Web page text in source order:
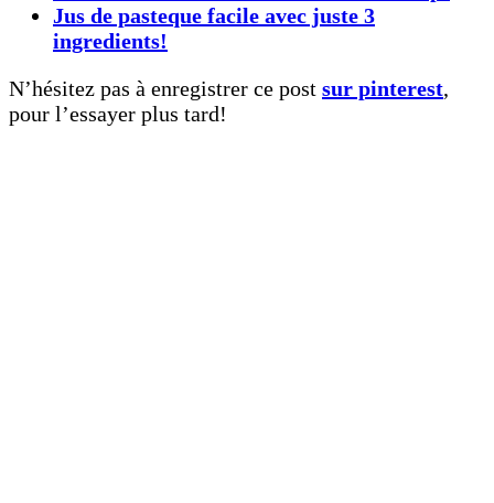
Jus de pasteque facile avec juste 3
ingredients!
N’hésitez pas à enregistrer ce post sur pinterest,
pour l’essayer plus tard!